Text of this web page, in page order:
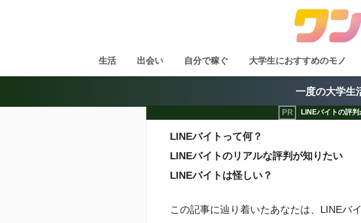
生活 出会い 自分で稼ぐ 大学生におすすめのモノ
一度の大学生
LINEバイトの評
LINEバイトって何？
LINEバイトのリアルな評判が知りたい
LINEバイトは怪しい？
この記事に辿り着いたあなたは、LINEバ